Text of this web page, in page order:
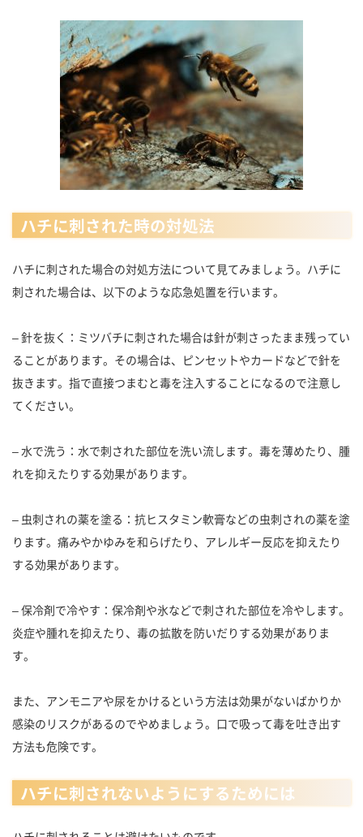
ハチに刺された時の対処法
ハチに刺された場合の対処方法について見てみましょう。ハチに
刺された場合は、以下のような応急処置を行います。
– 針を抜く：ミツバチに刺された場合は針が刺さったまま残ってい
ることがあります。その場合は、ピンセットやカードなどで針を
抜きます。指で直接つまむと毒を注入することになるので注意し
てください。
– 水で洗う：水で刺された部位を洗い流します。毒を薄めたり、腫
れを抑えたりする効果があります。
– 虫刺されの薬を塗る：抗ヒスタミン軟膏などの虫刺されの薬を塗
ります。痛みやかゆみを和らげたり、アレルギー反応を抑えたり
する効果があります。
– 保冷剤で冷やす：保冷剤や氷などで刺された部位を冷やします。
炎症や腫れを抑えたり、毒の拡散を防いだりする効果がありま
す。
また、アンモニアや尿をかけるという方法は効果がないばかりか
感染のリスクがあるのでやめましょう。口で吸って毒を吐き出す
方法も危険です。
ハチに刺されないようにするためには